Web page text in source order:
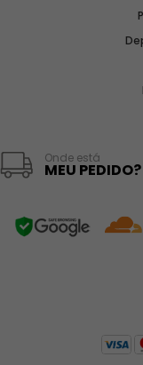
Onde está
MEU PEDIDO?